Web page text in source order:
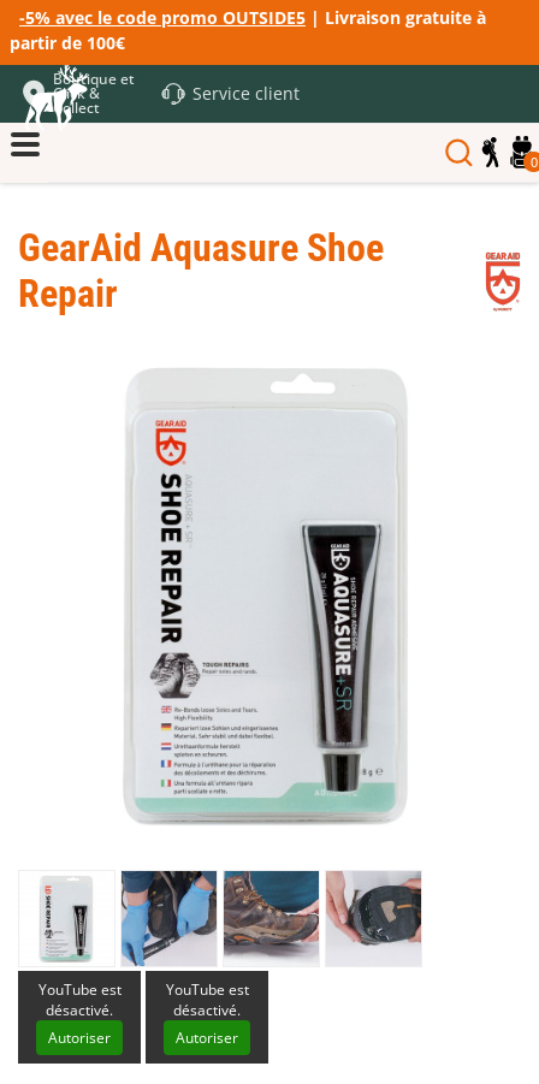
-5% avec le code promo OUTSIDE5 | Livraison gratuite à
partir de 100€
Boutique et
Click &
Collect
Service client
0
GearAid Aquasure Shoe
Repair
YouTube est
désactivé.
Autoriser
YouTube est
désactivé.
Autoriser